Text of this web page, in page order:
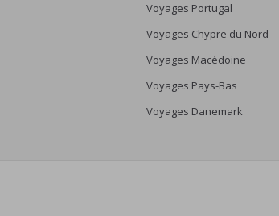
Voyages Portugal
Voyages Chypre du Nord
Voyages Macédoine
Voyages Pays-Bas
Voyages Danemark